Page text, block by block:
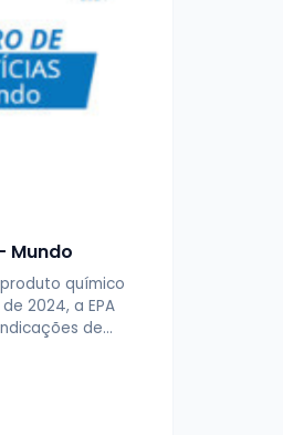
Mundo
químico
2024, a EPA
de…